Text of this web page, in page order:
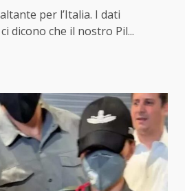
per l’Italia. I dati
dicono che il nostro Pil...